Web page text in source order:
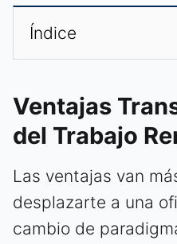
Índice
Ventajas
del Trabajo
Las ventajas van
desplazarte a una
cambio de